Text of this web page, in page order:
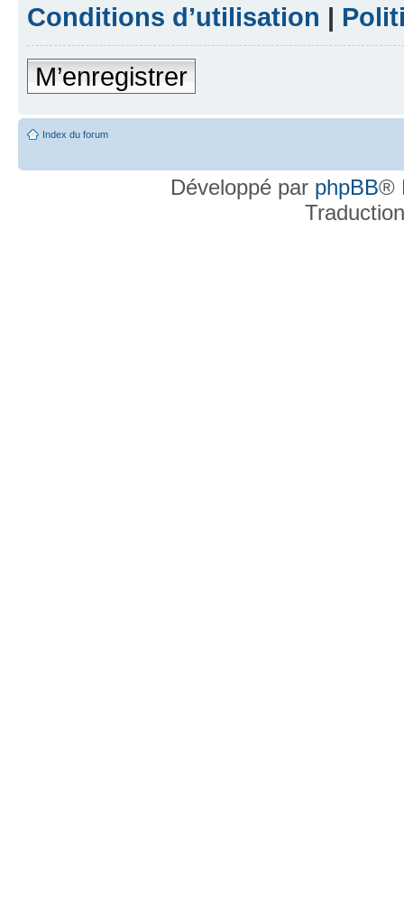
Conditions d’utilisation |
M’enregistrer
Index du forum
Développé par phpBB®